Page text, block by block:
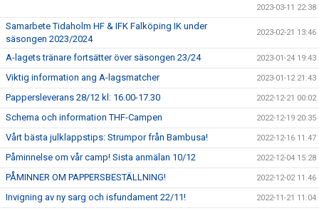
2023-03-11 22:38
Samarbete Tidaholm HF & IFK Falköping IK under
säsongen 2023/2024
2023-02-21 13:46
A-lagets tränare fortsätter över säsongen 23/24 2023-01-24 19:43
Viktig information ang A-lagsmatcher 2023-01-12 21:43
Pappersleverans 28/12 kl: 16.00-17.30 2022-12-21 00:02
Schema och information THF-Campen 2022-12-19 20:35
Vårt bästa julklappstips: Strumpor från Bambusa! 2022-12-16 11:47
Påminnelse om vår camp! Sista anmälan 10/12 2022-12-04 15:28
PÅMINNER OM PAPPERSBESTÄLLNING! 2022-12-02 11:46
Invigning av ny sarg och isfundament 22/11! 2022-11-21 11:04